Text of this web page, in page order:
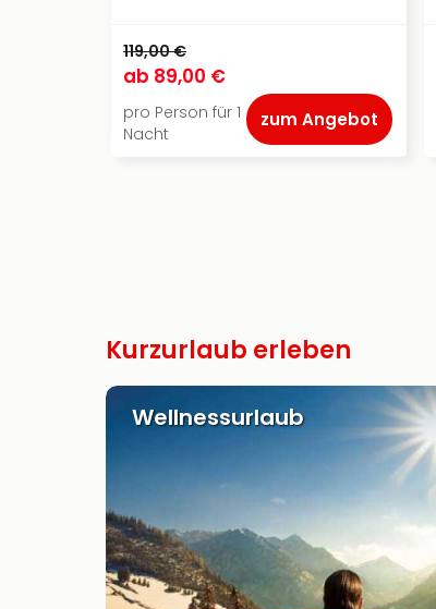
119,00 €
ab 89,00 €
pro Person für 1
Nacht
zum Angebot
Kurzurlaub erleben
Wellnessurlaub